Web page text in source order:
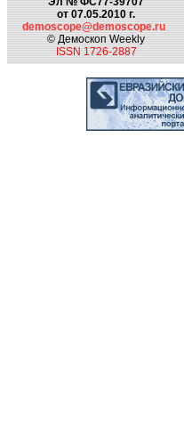
от 07.05.2010 г.
demoscope@demoscope.ru
© Демоскоп Weekly
ISSN 1726-2887